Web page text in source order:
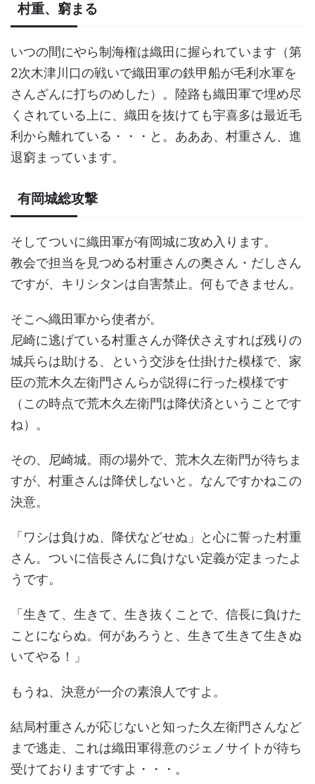
村重、窮まる
いつの間にやら制海権は織田に握られています（第
2次木津川口の戦いで織田軍の鉄甲船が毛利水軍を
さんざんに打ちのめした）。陸路も織田軍で埋め尽
くされている上に、織田を抜けても宇喜多は最近毛
利から離れている・・・と。あああ、村重さん、進
退窮まっています。
有岡城総攻撃
そしてついに織田軍が有岡城に攻め入ります。
教会で担当を見つめる村重さんの奥さん・だしさん
ですが、キリシタンは自害禁止。何もできません。
そこへ織田軍から使者が。
尼崎に逃げている村重さんが降伏さえすれば残りの
城兵らは助ける、という交渉を仕掛けた模様で、家
臣の荒木久左衛門さんらが説得に行った模様です
（この時点で荒木久左衛門は降伏済ということです
ね）。
その、尼崎城。雨の場外で、荒木久左衛門が待ちま
すが、村重さんは降伏しないと。なんですかねこの
決意。
「ワシは負けぬ、降伏などせぬ」と心に誓った村重
さん。ついに信長さんに負けない定義が定まったよ
うです。
「生きて、生きて、生き抜くことで、信長に負けた
ことにならぬ。何があろうと、生きて生きて生きぬ
いてやる！」
もうね、決意が一介の素浪人ですよ。
結局村重さんが応じないと知った久左衛門さんなど
まで逃走、これは織田軍得意のジェノサイトが待ち
受けておりますですよ・・・。